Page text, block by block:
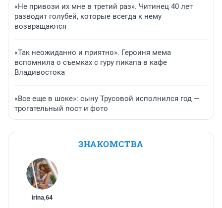
«Не привози их мне в третий раз». Читинец 40 лет
разводит голубей, которые всегда к нему
возвращаются
«Так неожиданно и приятно». Героиня мема
вспомнила о съемках с гуру пикапа в кафе
Владивостока
«Все еще в шоке»: сыну Трусовой исполнился год —
трогательный пост и фото
ЗНАКОМСТВА
irina,64